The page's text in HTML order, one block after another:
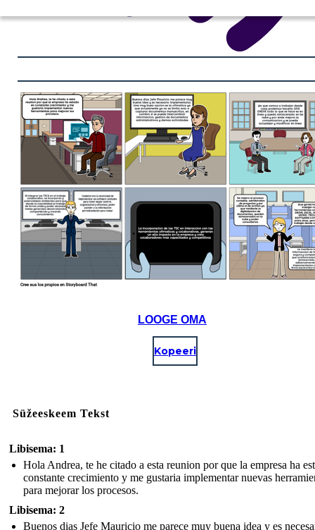
LOOGE OMA
Kopeeri
Süžeeskeem Tekst
Libisema: 1
Hola Andrea, te he citado a esta reunion por que la empresa ha
constante crecimiento y me gustaria implementar nuevas
para mejorar los procesos.
Libisema: 2
Buenos dias Jefe Mauricio me parece muy buena idea y es